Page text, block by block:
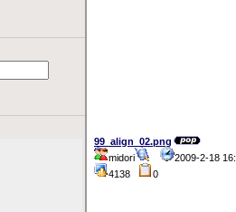
99_align_02.png
midori
2009-2-18
4138
0